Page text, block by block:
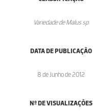
Variedade de Malus sp.
DATA DE PUBLICAÇÃO
8 de Junho de 2012
Nº DE VISUALIZAÇÕES